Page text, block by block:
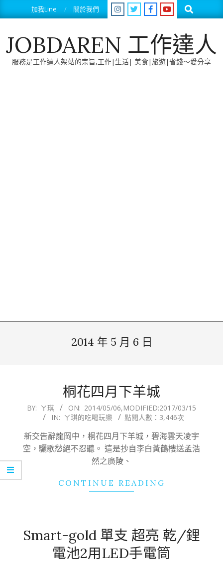
to
加我Line 關於我們 Search
JOBDAREN 工作達人
服務是工作達人架站的宗旨,工作|生活| 美食|旅遊|省錢～愛分享
2014 年 5 月 6 日
桐花四月下羊城
2014-
06
BY: ㄚ琪 ON: 2014/05/06,MODIFIED:2017/03/15
IN: ㄚ琪的吃喝玩樂 點閱人數：3,446次
新交告辭龍岡中，桐花四月下羊城，碧海雲天凌宇
空，驪歌愁絕不忍聽。 這是抄自李白黃鶴樓送孟浩
然之廣陵、
CONTINUE READING
Smart-gold 單支 超亮 乾/鋰
電池2用LED手電筒